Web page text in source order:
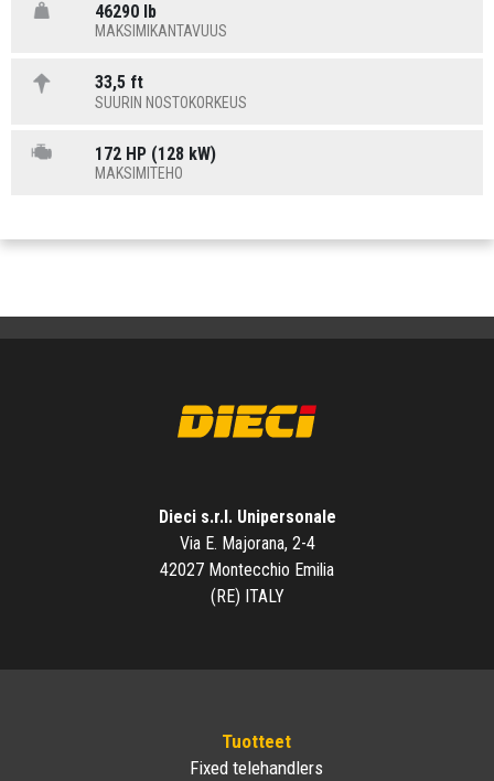
46290 lb
MAKSIMIKANTAVUUS
33,5 ft
SUURIN NOSTOKORKEUS
172 HP (128 kW)
MAKSIMITEHO
Dieci s.r.l. Unipersonale
Via E. Majorana, 2-4
42027 Montecchio Emilia
(RE) ITALY
Tuotteet
Fixed telehandlers